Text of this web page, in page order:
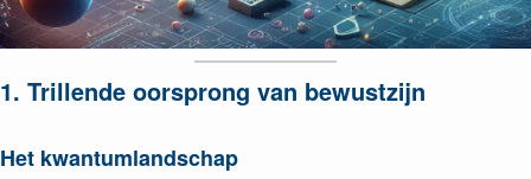
1. Trillende oorsprong van bewustzijn
Het kwantumlandschap